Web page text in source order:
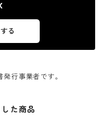
る
行事業者です。
た商品